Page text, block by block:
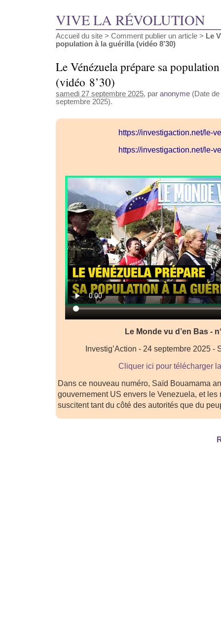
VIVE LA RÉVOLUTION
Accueil du site > Comment publier un article > Le
population à la guérilla (vidéo 8’30)
Le Vénézuela prépare sa
(vidéo 8’30)
samedi 27 septembre 2025, par anonyme (Date
septembre 2025).
https://investigaction.net/le-
https://investigaction.net/le-
Le Monde vu d’en Bas -
Investig’Action - 24 septembre 2025 -
Cliquer ici pour télécharger
Dans ce nouveau numéro, Saïd Bouamama
gouvernement US envers le Venezuela, et les
suscitent tant du côté des autorités que du